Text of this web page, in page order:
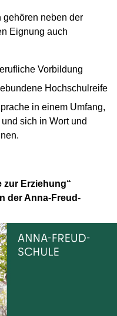
gehören neben der
Eignung auch
Vorbildung
Hochschulreife
in einem Umfang,
sich in Wort und
der Anna-Freud-